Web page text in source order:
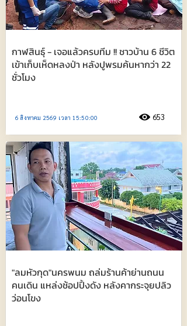
กาฬสินธุ์ - เจอแล้วครบทีม !! ชาวบ้าน 6 ชีวิต
เข้าเก็บเห็ดหลงป่า หลังปูพรมค้นหากว่า 22
ชั่วโมง
6 สิงหาคม 2569 เวลา 15:50:00 653
"ลมหัวกุด"นครพนม ถล่มร้านค้าย่านถนน
คนเดิน แหล่งช้อปปิ้งดัง หลังคากระจุยปลิว
ว่อนโขง